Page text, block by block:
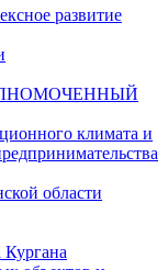
развитие
климата и
области
Кургана